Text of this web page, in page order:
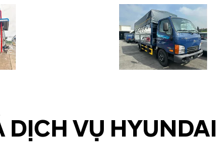
DỊCH VỤ HYUNDAI